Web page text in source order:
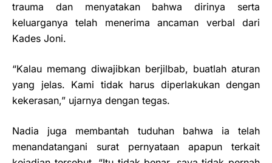
trauma dan menyatakan bahwa dirinya serta
keluarganya telah menerima ancaman verbal dari
Kades Joni.
“Kalau memang diwajibkan berjilbab, buatlah aturan
yang jelas. Kami tidak harus diperlakukan dengan
kekerasan,” ujarnya dengan tegas.
Nadia juga membantah tuduhan bahwa ia telah
menandatangani surat pernyataan apapun terkait